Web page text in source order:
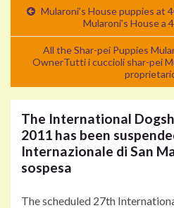
Mularoni’s House puppies at
Mularoni’s House a
All the Shar-pei Puppies
OwnerTutti i cuccioli shar-pei
The International
2011 has been
Internazionale di San
sospesa
The scheduled 27th